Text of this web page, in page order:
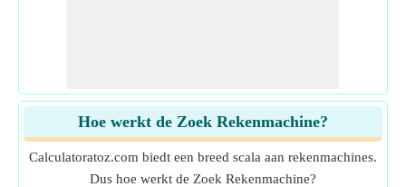
Hoe werkt de Zoek Rekenmachine?
Calculatoratoz.com biedt een breed scala aan rekenmachines.
Dus hoe werkt de Zoek Rekenmachine?